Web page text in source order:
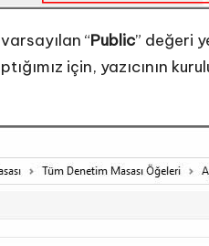
“Public” değeri
için, yazıcının